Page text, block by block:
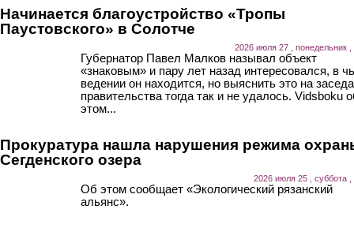
Начинается благоустройство «Тропы
Паустовского» в Солотче
2026 июля 27 , понедельник ,
Губернатор Павел Малков называл объект
«знаковым» и пару лет назад интересовался, в
ведении он находится, но выяснить это на
правительства тогда так и не удалось. Vidsboku
этом...
Прокуратура нашла нарушения режима
Сегденского озера
2026 июля 25 , суббота ,
Об этом сообщает «Экологический рязанский
альянс».